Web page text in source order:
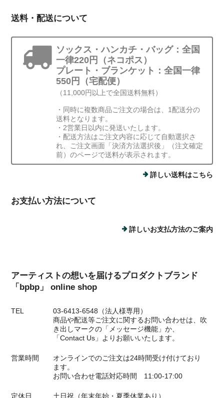
送料・配送について
ソックス・ハンカチ・バッグ：全国
一律220円（ネコポス）
プレート・ブランケット：全国一律
550円（宅配便）
（11,000円以上で全国送料無料）
・同時に複数商品ご注文の場合は、1配送分の
送料となります。
・2営業日以内に発送いたします。
・配送方法はご注文内容に応じて自動選択さ
れ、ご注文画面「決済方法選択後」（注文確定
前）のページで送料が表示されます。
詳しい送料はこちら
お支払い方法について
詳しいお支払方法のご案内
アーティストの想いを届けるプロダクトブランド
「bpbp」 online shop
TEL
03-6413-6548（法人様専用）
商品や配送等ご注文に関するお問い合わせは、吹
き出しマークの「メッセージ機能」か、
「Contact Us」よりお願いいたします。
営業時間
オンラインでのご注文は24時間受け付けており
ます。
お問い合わせ電話対応時間 11:00-17:00
定休日
土日祝（年末年始・夏季休業あり）